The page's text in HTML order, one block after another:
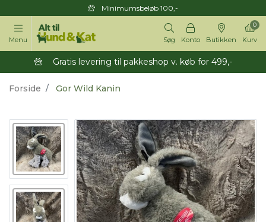
Minimumsbeløb 100,-
Menu Søg Konto Butikken Kurv
0
Gratis levering til pakkeshop v. køb for 499,-
Forside Gor Wild Kanin